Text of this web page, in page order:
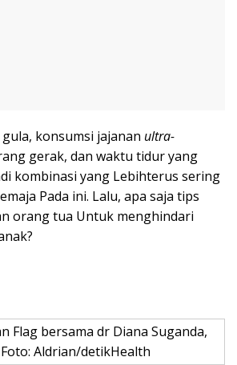
konsumsi jajanan ultra-
gerak, dan waktu tidur yang
kombinasi yang Lebihterus sering
Pada ini. Lalu, apa saja tips
orang tua Untuk menghindari
Flag bersama dr Diana Suganda,
Foto: Aldrian/detikHealth